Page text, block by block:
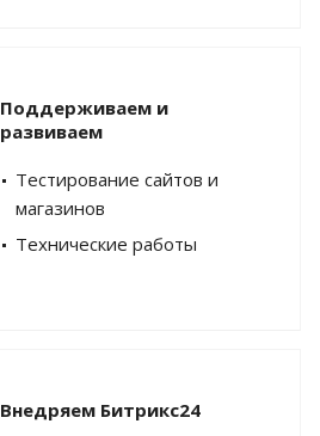
Поддерживаем и
развиваем
Тестирование сайтов и
магазинов
Технические работы
Внедряем Битрикс24